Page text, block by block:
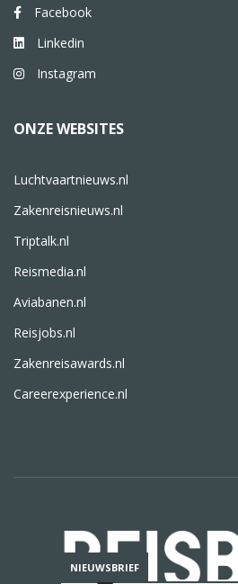
Facebook
Linkedin
Instagram
ONZE WEBSITES
Luchtvaartnieuws.nl
Zakenreisnieuws.nl
Triptalk.nl
Reismedia.nl
Aviabanen.nl
Reisjobs.nl
Zakenreisawards.nl
Careerexperience.nl
NIEUWSBRIEF